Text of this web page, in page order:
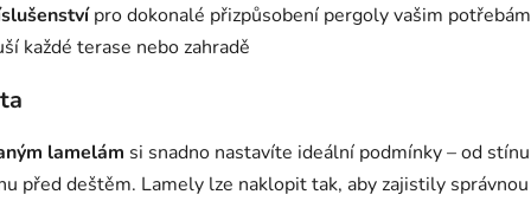
pro dokonalé přizpůsobení pergoly vašim potřebám
každé terase nebo zahradě
lamelám si snadno nastavíte ideální podmínky – od stínu
před deštěm. Lamely lze naklopit tak, aby zajistily správnou